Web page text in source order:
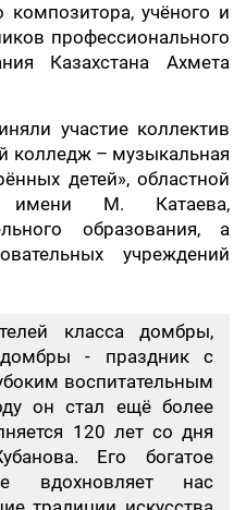
композитора, учёного и
профессионального
Казахстана Ахмета
участие коллектив
колледж – музыкальная
детей», областной
имени М. Катаева,
образования, а
учреждений
класса домбры,
- праздник с
воспитательным
он стал ещё более
120 лет со дня
Его богатое
вдохновляет нас